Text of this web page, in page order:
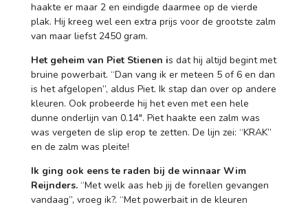
haakte er maar 2 en eindigde daarmee op de vierde
plak. Hij kreeg wel een extra prijs voor de grootste zalm
van maar liefst 2450 gram.
Het geheim van Piet Stienen is dat hij altijd begint met
bruine powerbait. “Dan vang ik er meteen 5 of 6 en dan
is het afgelopen”, aldus Piet. Ik stap dan over op andere
kleuren. Ook probeerde hij het even met een hele
dunne onderlijn van 0.14″. Piet haakte een zalm was
was vergeten de slip erop te zetten. De lijn zei: “KRAK”
en de zalm was pleite!
Ik ging ook eens te raden bij de winnaar Wim
Reijnders.“Met welk aas heb jij de forellen gevangen
vandaag”, vroeg ik?. “Met powerbait in de kleuren